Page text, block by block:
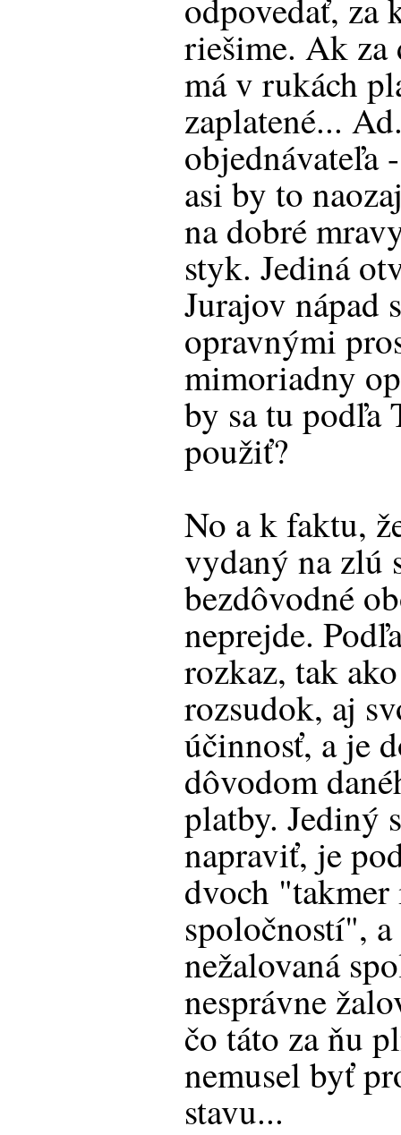
odpovedať, za
riešime. Ak za
má v rukách
zaplatené...
objednávateľa
asi by to
na dobré
styk. Jediná
Jurajov nápad
opravnými
mimoriadny
by sa tu podľa
použiť?
No a k faktu,
vydaný na zlú
bezdôvodné
neprejde.
rozkaz, tak
rozsudok, aj
účinnosť, a je
dôvodom
platby. Jediný
napraviť, je
dvoch
spoločností", a
nežalovaná
nesprávne
čo táto za ňu
nemusel byť
stavu...